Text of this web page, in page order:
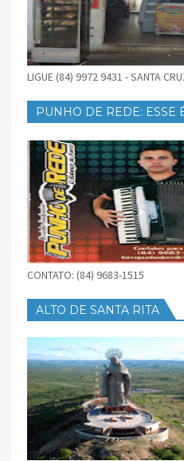
LIGUE (84) 9972 9431 - SANTA
PUNHO DE REDE: ESSE
CONTATO: (84) 9683-1515
ALTO DE SANTA RITA